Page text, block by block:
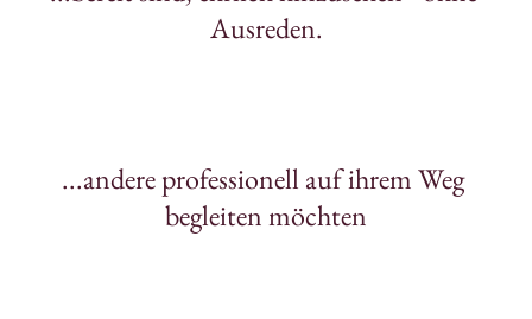
Ausreden.
...andere professionell auf ihrem Weg
begleiten möchten